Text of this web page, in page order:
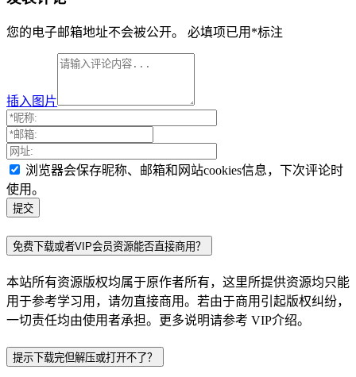
您的电子邮箱地址不会被公开。 必填项已用 *标注
插入图片
浏览器会保存昵称、邮箱和网站cookies信息，下次评论时
使用。
免费下载或者VIP会员资源能否直接商用？
本站所有资源版权均属于原作者所有，这里所提供资源均只能
用于参考学习用，请勿直接商用。若由于商用引起版权纠纷，
一切责任均由使用者承担。更多说明请参考 VIP介绍。
提示下载完但解压或打开不了？